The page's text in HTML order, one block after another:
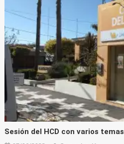
Sesión del HCD con varios temas